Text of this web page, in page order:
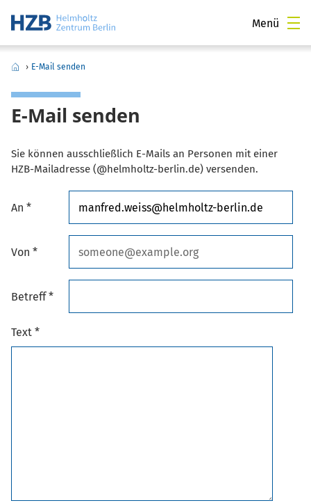
Menü
› E-Mail senden
E-Mail senden
Sie können ausschließlich E-Mails an Personen mit einer
HZB-Mailadresse (@helmholtz-berlin.de) versenden.
An *
Von *
Betreff *
Text *